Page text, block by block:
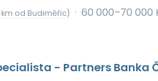
km od Budiměřic) · 60 000–70 000
- Partners Banka